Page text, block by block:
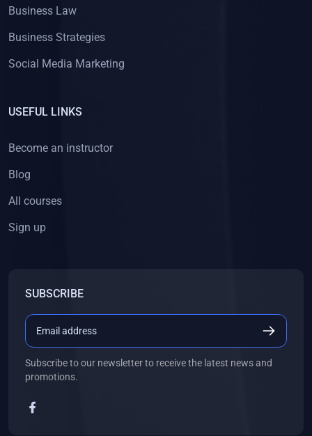
Business Law
Business Strategies
Social Media Marketing
USEFUL LINKS
Become an instructor
Blog
All courses
Sign up
SUBSCRIBE
Subscribe to our newsletter to receive the latest news and
promotions.